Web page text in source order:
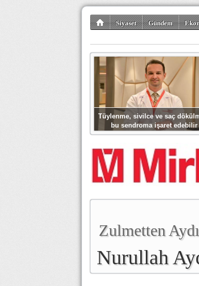
Siyaset Gündem
Tüylenme, sivilce ve saç
bu sendroma işaret edebilir
Zulmetten
Nurullah